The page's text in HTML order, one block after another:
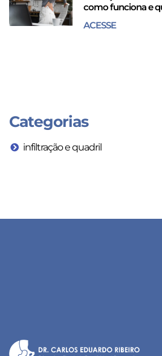
como funciona e
ACESSE
Categorias
infiltração e quadril